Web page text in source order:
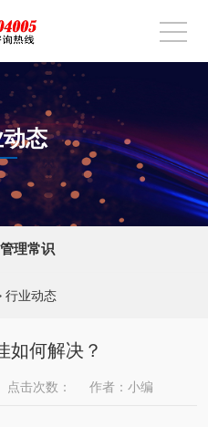
态
管理常识
行业动态
如何解决？
点击次数： 作者：小编